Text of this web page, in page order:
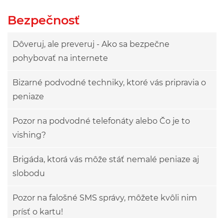
Bezpečnosť
Dôveruj, ale preveruj - Ako sa bezpečne
pohybovať na internete
Bizarné podvodné techniky, ktoré vás pripravia o
peniaze
Pozor na podvodné telefonáty alebo Čo je to
vishing?
Brigáda, ktorá vás môže stáť nemalé peniaze aj
slobodu
Pozor na falošné SMS správy, môžete kvôli nim
prísť o kartu!